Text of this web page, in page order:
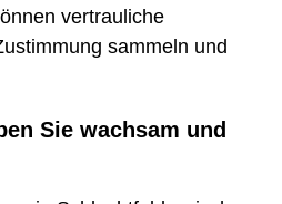
vertrauliche
sammeln und
Sie wachsam und